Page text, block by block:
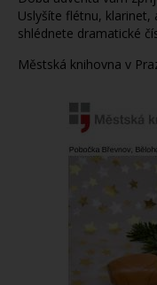
Uslyšíte flétnu,
shlédnete dramatické
Městská knihovna v